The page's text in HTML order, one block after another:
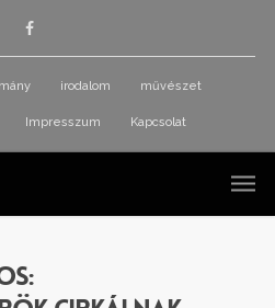
irodalom művészet
Impresszum Kapcsolat